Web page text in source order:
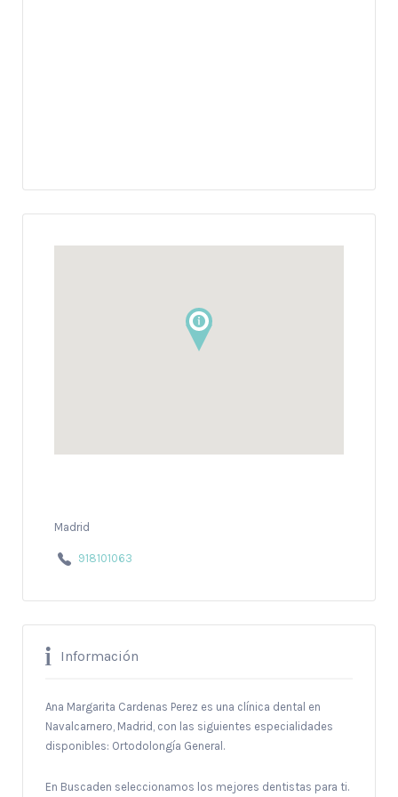
Madrid
918101063
Información
Ana Margarita Cardenas Perez es una clínica dental en
Navalcarnero, Madrid, con las siguientes especialidades
disponibles: Ortodolongía General.
En Buscaden seleccionamos los mejores dentistas para ti.